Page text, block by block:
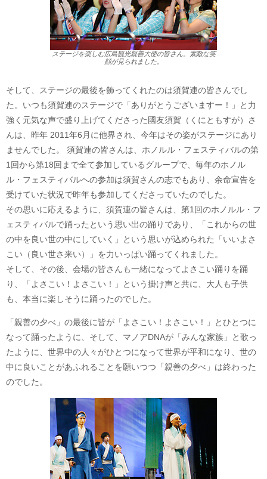
ステージを楽しむ広島観光親善大使の皆さん。素敵な笑
顔が見られました。
そして、ステージの最後を飾ってくれたのは須賀連の皆さんでし
た。いつも須賀連のステージで「ありがとうございますー！」と力
強く元気な声で盛り上げてくださった國友須賀（くにともすが）さ
んは、昨年 2011年6月に他界され、今年はその姿がステージにあり
ませんでした。 須賀連の皆さんは、ホノルル・フェスティバルの第
1回から第18回まで全て参加しているグループで、毎年のホノル
ル・フェスティバルへの参加は須賀さんの志でもあり、余命宣告を
受けていた状況で昨年も参加してくださっていたのでした。
その思いに応えるように、須賀連の皆さんは、第1回のホノルル・フ
ェスティバルで踊ったという思い出の踊りであり、「これからの世
の中を良い世の中にしていく」という思いが込められた「いいよさ
こい（良い世さ来い）」を力いっぱい踊ってくれました。
そして、その後、会場の皆さんも一緒になってよさこい踊りを踊
り、「よさこい！よさこい！」という掛け声と共に、大人も子供
も、本当に楽しそうに踊ったのでした。
「親善の夕べ」の最後に皆が「よさこい！よさこい！」とひとつに
なって踊ったように、そして、マノアDNAが「みんな家族」と歌っ
たように、世界中の人々がひとつになって世界が平和になり、世の
中に良いことがあふれることを願いつつ「親善の夕べ」は終わった
のでした。